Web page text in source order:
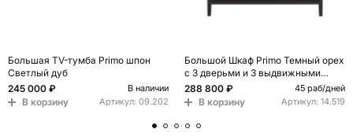
Большая TV-тумба Primo шпон
Светлый дуб
245 000 ₽
В наличии
В корзину Артикул: 09.202
Большой Шкаф Primo Темный орех
с 3 дверьми и 3 выдвижными
ящиками
288 800 ₽ 45 раб/дней
В корзину Артикул: 14.519